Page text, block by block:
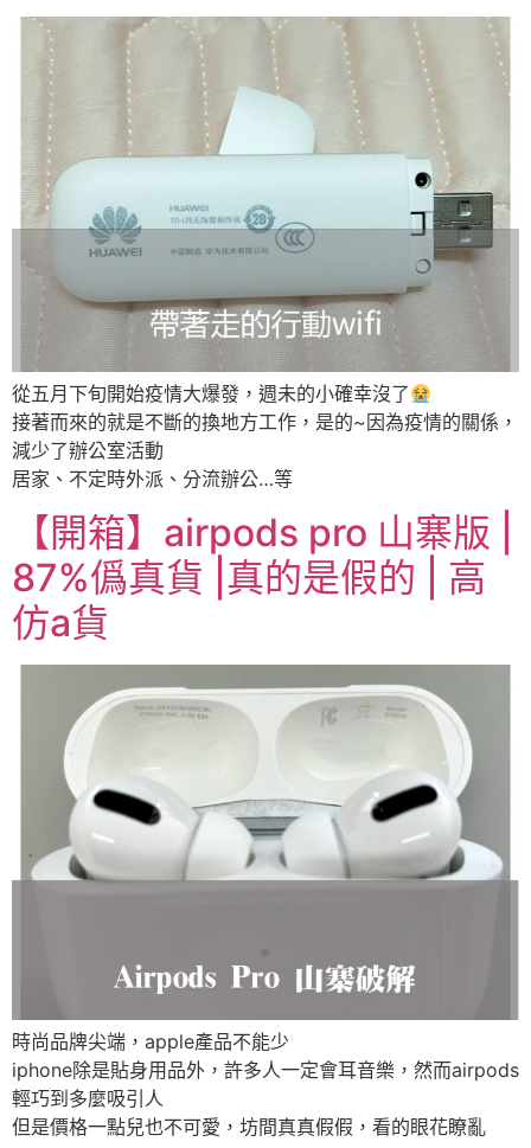
從五月下旬開始疫情大爆發，週未的小確幸沒了
接著而來的就是不斷的換地方工作，是的~因為疫情的關係，
減少了辦公室活動
居家、不定時外派、分流辦公…等
【開箱】airpods pro 山寨版 |
87%僞真貨 |真的是假的 | 高
仿a貨
時尚品牌尖端，apple產品不能少
iphone除是貼身用品外，許多人一定會耳音樂，然而airpods
輕巧到多麼吸引人
但是價格一點兒也不可愛，坊間真真假假，看的眼花瞭亂